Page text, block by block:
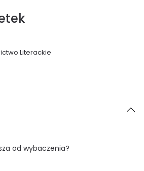
Literackie
od wybaczenia?